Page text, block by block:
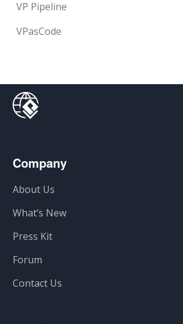
VP Pipeline
VPasCode
Company
About Us
What’s New
Press Kit
Forum
Contact Us